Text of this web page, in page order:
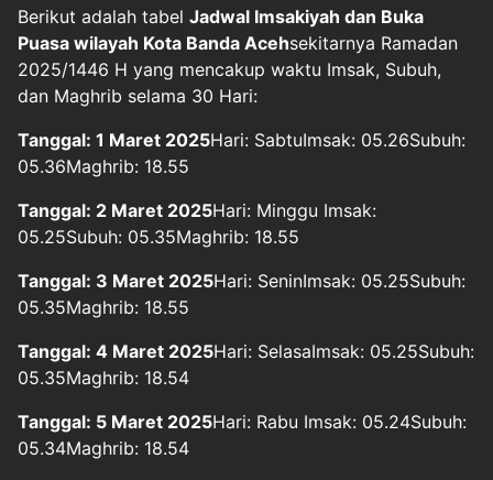
Berikut adalah tabel Jadwal Imsakiyah dan Buka
Puasa wilayah Kota Banda Acehsekitarnya Ramadan
2025/1446 H yang mencakup waktu Imsak, Subuh,
dan Maghrib selama 30 Hari:
Tanggal: 1 Maret 2025Hari: SabtuImsak: 05.26Subuh:
05.36Maghrib: 18.55
Tanggal: 2 Maret 2025Hari: Minggu Imsak:
05.25Subuh: 05.35Maghrib: 18.55
Tanggal: 3 Maret 2025Hari: SeninImsak: 05.25Subuh:
05.35Maghrib: 18.55
Tanggal: 4 Maret 2025Hari: SelasaImsak: 05.25Subuh:
05.35Maghrib: 18.54
Tanggal: 5 Maret 2025Hari: Rabu Imsak: 05.24Subuh:
05.34Maghrib: 18.54